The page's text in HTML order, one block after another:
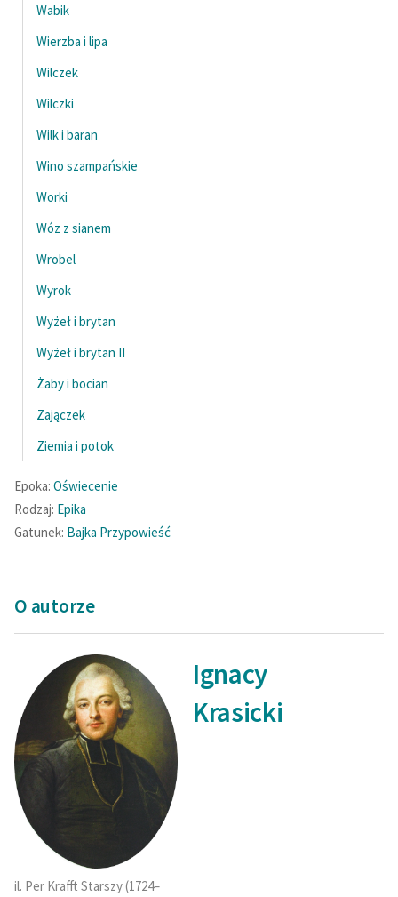
Wabik
Wierzba i lipa
Wilczek
Wilczki
Wilk i baran
Wino szampańskie
Worki
Wóz z sianem
Wrobel
Wyrok
Wyżeł i brytan
Wyżeł i brytan II
Żaby i bocian
Zajączek
Ziemia i potok
Epoka: Oświecenie
Rodzaj: Epika
Gatunek: Bajka Przypowieść
O autorze
il. Per Krafft Starszy (1724–
Ignacy
Krasicki